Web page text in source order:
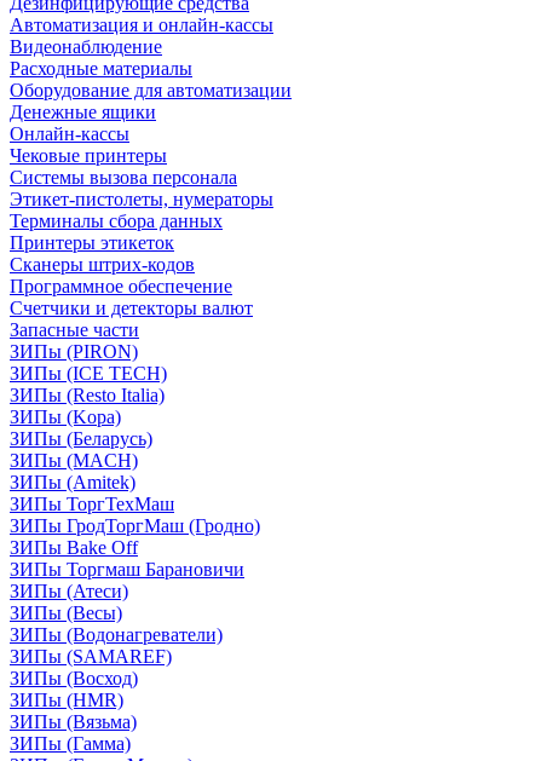
Автоматизация и онлайн-кассы
Видеонаблюдение
Расходные материалы
Оборудование для автоматизации
Денежные ящики
Онлайн-кассы
Чековые принтеры
Системы вызова персонала
Этикет-пистолеты, нумераторы
Терминалы сбора данных
Принтеры этикеток
Сканеры штрих-кодов
Программное обеспечение
Счетчики и детекторы валют
Запасные части
ЗИПы (PIRON)
ЗИПы (ICE TECH)
ЗИПы (Resto Italia)
ЗИПы (Kopa)
ЗИПы (Беларусь)
ЗИПы (MACH)
ЗИПы (Amitek)
ЗИПы ТоргТехМаш
ЗИПы ГродТоргМаш (Гродно)
ЗИПы Bake Off
ЗИПы Торгмаш Барановичи
ЗИПы (Атеси)
ЗИПы (Весы)
ЗИПы (Водонагреватели)
ЗИПы (SAMAREF)
ЗИПы (Восход)
ЗИПы (HMR)
ЗИПы (Вязьма)
ЗИПы (Гамма)